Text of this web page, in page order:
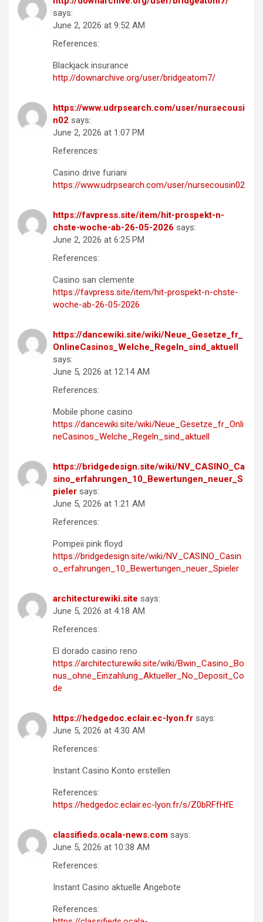
says:
June 2, 2026 at 9:52 AM
References:
Blackjack insurance
http://downarchive.org/user/bridgeatom7/
https://www.udrpsearch.com/user/nursecousi
n02 says:
June 2, 2026 at 1:07 PM
References:
Casino drive furiani
https://www.udrpsearch.com/user/nursecousin02
https://favpress.site/item/hit-prospekt-n-
chste-woche-ab-26-05-2026 says:
June 2, 2026 at 6:25 PM
References:
Casino san clemente
https://favpress.site/item/hit-prospekt-n-chste-
woche-ab-26-05-2026
https://dancewiki.site/wiki/Neue_Gesetze_fr_
OnlineCasinos_Welche_Regeln_sind_aktuell
says:
June 5, 2026 at 12:14 AM
References:
Mobile phone casino
https://dancewiki.site/wiki/Neue_Gesetze_fr_Onli
neCasinos_Welche_Regeln_sind_aktuell
https://bridgedesign.site/wiki/NV_CASINO_Ca
sino_erfahrungen_10_Bewertungen_neuer_S
pieler says:
June 5, 2026 at 1:21 AM
References:
Pompeii pink floyd
https://bridgedesign.site/wiki/NV_CASINO_Casin
o_erfahrungen_10_Bewertungen_neuer_Spieler
architecturewiki.site says:
June 5, 2026 at 4:18 AM
References:
El dorado casino reno
https://architecturewiki.site/wiki/Bwin_Casino_Bo
nus_ohne_Einzahlung_Aktueller_No_Deposit_Co
de
https://hedgedoc.eclair.ec-lyon.fr says:
June 5, 2026 at 4:30 AM
References:
Instant Casino Konto erstellen
References:
https://hedgedoc.eclair.ec-lyon.fr/s/Z0bRFfHfE
classifieds.ocala-news.com says:
June 5, 2026 at 10:38 AM
References:
Instant Casino aktuelle Angebote
References: